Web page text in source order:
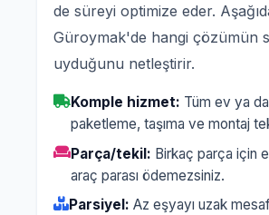
de süreyi optimize eder.
Güroymak'de hangi çözümün
uyduğunu netleştirir.
Komple hizmet: Tüm ev ya
paketleme, taşıma ve montaj tek
Parça/tekil: Birkaç parça için
araç parası ödemezsiniz.
Parsiyel: Az eşyayı uzak